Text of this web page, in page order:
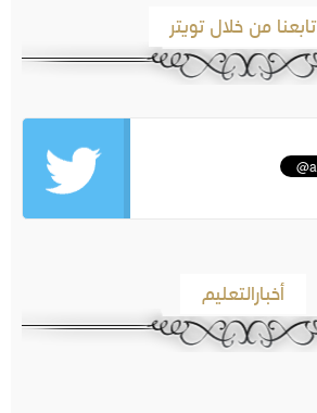
تابعنا من خلال تويتر
أخبارالتعليم